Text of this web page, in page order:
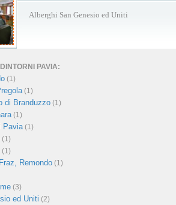
Alberghi San Genesio ed Uniti
PAVIA:
(1)
(1)
di Branduzzo (1)
(1)
Pavia(1)
(1)
(1)
Remondo (1)
(3)
ed Uniti (2)